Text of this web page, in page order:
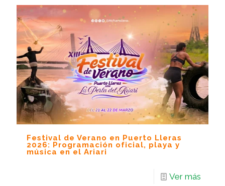
Festival de Verano en Puerto Lleras
2026: Programación oficial, playa y
música en el Ariari
Ver más